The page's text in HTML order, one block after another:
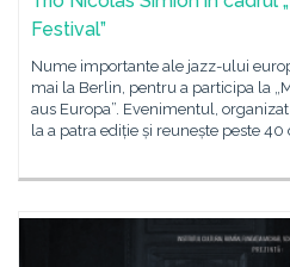
Festival”
Nume importante ale jazz-ului
mai la Berlin, pentru a participa la
aus Europa”. Evenimentul,
la a patra ediție și reunește peste